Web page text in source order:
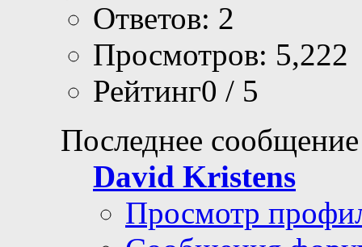
Ответов: 2
Просмотров: 5,222
Рейтинг0 / 5
Последнее
David Kristens
Просмотр